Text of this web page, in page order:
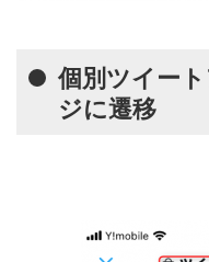
個別ツイー
ジに遷移